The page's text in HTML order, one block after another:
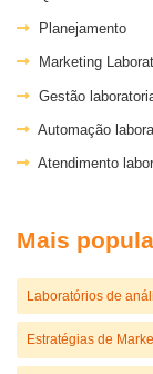
Planejamento
Marketing
Gestão
Automação
Atendimento
Mais
Laboratórios de
Estratégias de